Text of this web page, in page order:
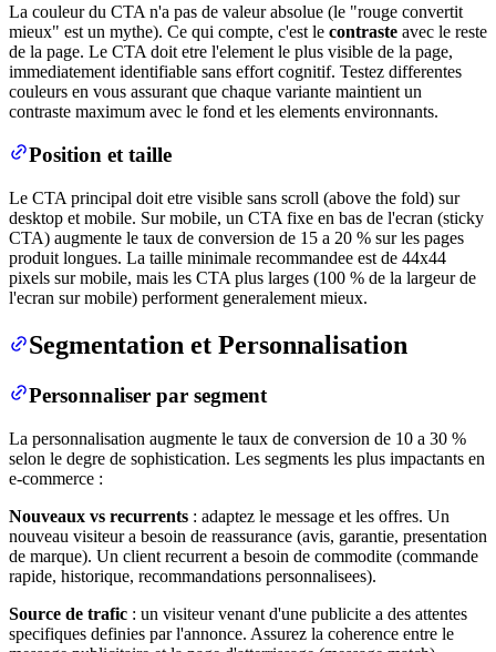
La couleur du CTA n'a pas de valeur absolue (le "rouge convertit
mieux" est un mythe). Ce qui compte, c'est le contraste avec le reste
de la page. Le CTA doit etre l'element le plus visible de la page,
immediatement identifiable sans effort cognitif. Testez differentes
couleurs en vous assurant que chaque variante maintient un
contraste maximum avec le fond et les elements environnants.
Position et taille
Le CTA principal doit etre visible sans scroll (above the fold) sur
desktop et mobile. Sur mobile, un CTA fixe en bas de l'ecran (sticky
CTA) augmente le taux de conversion de 15 a 20 % sur les pages
produit longues. La taille minimale recommandee est de 44x44
pixels sur mobile, mais les CTA plus larges (100 % de la largeur de
l'ecran sur mobile) performent generalement mieux.
Segmentation et Personnalisation
Personnaliser par segment
La personnalisation augmente le taux de conversion de 10 a 30 %
selon le degre de sophistication. Les segments les plus impactants en
e-commerce :
Nouveaux vs recurrents : adaptez le message et les offres. Un
nouveau visiteur a besoin de reassurance (avis, garantie, presentation
de marque). Un client recurrent a besoin de commodite (commande
rapide, historique, recommandations personnalisees).
Source de trafic : un visiteur venant d'une publicite a des attentes
specifiques definies par l'annonce. Assurez la coherence entre le